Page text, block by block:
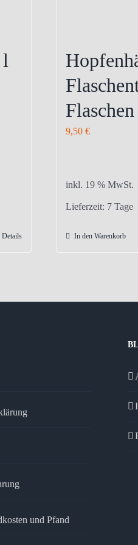
l
Details
Flaschen
9,50 €
inkl. 19 % MwSt.
Lieferzeit: 7 Tage
In den Warenkorb
und Pfand